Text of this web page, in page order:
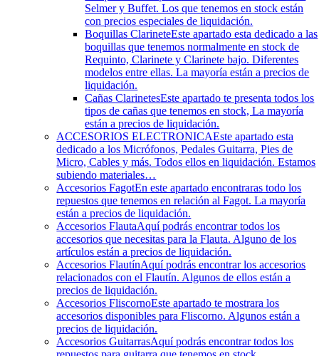
Selmer y Buffet. Los que tenemos en stock están
con precios especiales de liquidación.
Boquillas ClarineteEste apartado esta dedicado a las
boquillas que tenemos normalmente en stock de
Requinto, Clarinete y Clarinete bajo. Diferentes
modelos entre ellas. La mayoría están a precios de
liquidación.
Cañas ClarinetesEste apartado te presenta todos los
tipos de cañas que tenemos en stock, La mayoría
están a precios de liquidación.
ACCESORIOS ELECTRONICAEste apartado esta
dedicado a los Micrófonos, Pedales Guitarra, Pies de
Micro, Cables y más. Todos ellos en liquidación. Estamos
subiendo materiales…
Accesorios FagotEn este apartado encontraras todo los
repuestos que tenemos en relación al Fagot. La mayoría
están a precios de liquidación.
Accesorios FlautaAquí podrás encontrar todos los
accesorios que necesitas para la Flauta. Alguno de los
artículos están a precios de liquidación.
Accesorios FlautínAquí podrás encontrar los accesorios
relacionados con el Flautín. Algunos de ellos están a
precios de liquidación.
Accesorios FliscornoEste apartado te mostrara los
accesorios disponibles para Fliscorno. Algunos están a
precios de liquidación.
Accesorios GuitarrasAquí podrás encontrar todos los